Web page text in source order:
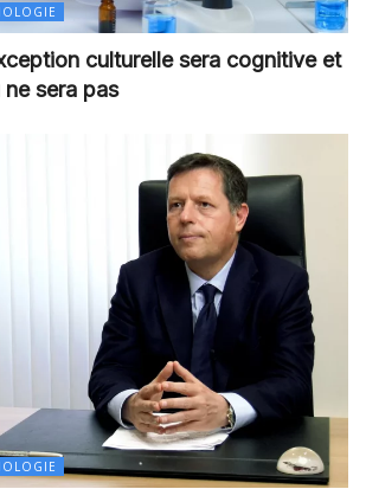
culturelle sera cognitive et
sera pas